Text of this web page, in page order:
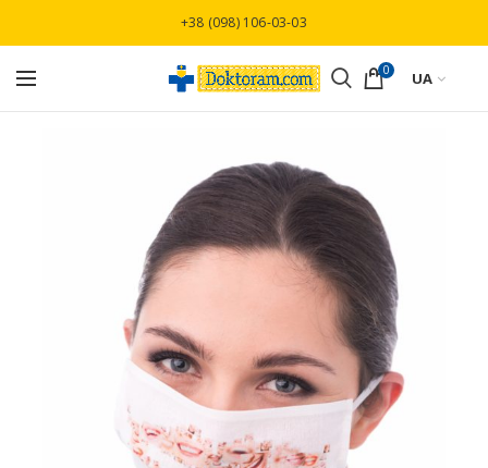
+38 (098) 106-03-03
0 UA
Безкоштовна доставка при замовлені від